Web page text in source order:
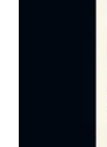
3연동 도어에 나사고
능! 봉이 기존 2단 빠
능! (봉빠짐 길이